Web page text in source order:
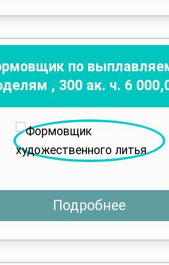
по
, 300 ак. ч. 6 000
Подробнее